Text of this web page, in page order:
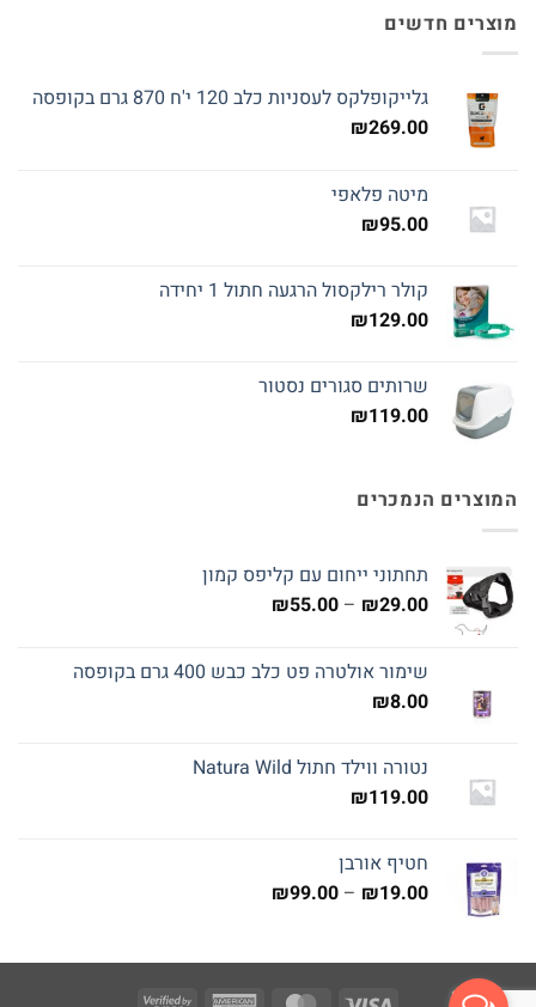
מוצרים חדשים
גלייקופלקס לעסניות כלב 120 י'ח 870 גרם בקופסה
₪269.00
מיטה פלאפי
₪95.00
קולר רילקסול הרגעה חתול 1 יחידה
₪129.00
שרותים סגורים נסטור
₪119.00
המוצרים הנמכרים
תחתוני ייחום עם קליפס קמון
₪29.00
–
₪55.00
עד
שימור אולטרה פט כלב כבש 400 גרם בקופסה
₪8.00
נטורה ווילד חתול Natura Wild
₪119.00
חטיף אורבן
₪19.00
–
₪99.00
עד